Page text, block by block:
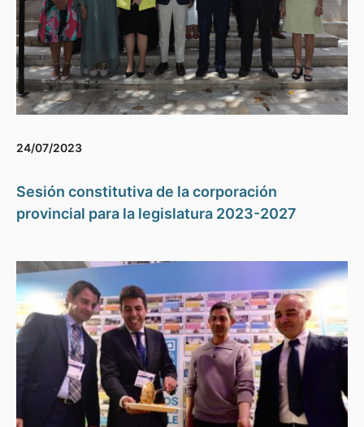
24/07/2023
Sesión constitutiva de la corporación
provincial para la legislatura 2023-2027